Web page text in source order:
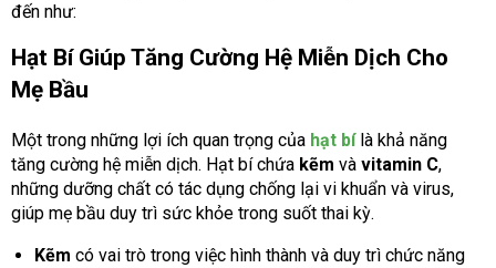
đến như:
Hạt Bí Giúp Tăng Cường Hệ Miễn Dịch Cho
Mẹ Bầu
Một trong những lợi ích quan trọng của hạt bílà khả năng
tăng cường hệ miễn dịch. Hạt bí chứa kẽm và vitamin C,
những dưỡng chất có tác dụng chống lại vi khuẩn và virus,
giúp mẹ bầu duy trì sức khỏe trong suốt thai kỳ.
Kẽm có vai trò trong việc hình thành và duy trì chức năng